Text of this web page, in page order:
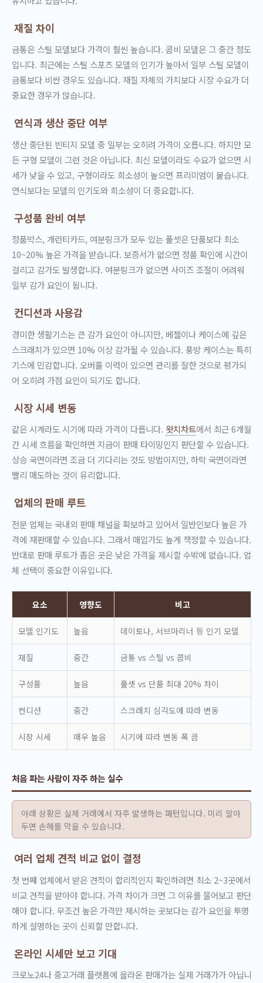
재질 차이
금통은 스틸 모델보다 가격이 훨씬 높습니다. 콤비 모델은 그 중간 정도
입니다. 최근에는 스틸 스포츠 모델의 인기가 높아서 일부 스틸 모델이
금통보다 비싼 경우도 있습니다. 재질 자체의 가치보다 시장 수요가 더
중요한 경우가 많습니다.
연식과 생산 중단 여부
생산 중단된 빈티지 모델 중 일부는 오히려 가격이 오릅니다. 하지만 모
든 구형 모델이 그런 것은 아닙니다. 최신 모델이라도 수요가 없으면 시
세가 낮을 수 있고, 구형이라도 희소성이 높으면 프리미엄이 붙습니다.
연식보다는 모델의 인기도와 희소성이 더 중요합니다.
구성품 완비 여부
정품박스, 개런티카드, 여분링크가 모두 있는 풀셋은 단품보다 최소
10~20% 높은 가격을 받습니다. 보증서가 없으면 정품 확인에 시간이
걸리고 감가도 발생합니다. 여분링크가 없으면 사이즈 조절이 어려워
일부 감가 요인이 됩니다.
컨디션과 사용감
경미한 생활기스는 큰 감가 요인이 아니지만, 베젤이나 케이스에 깊은
스크래치가 있으면 10% 이상 감가될 수 있습니다. 풍방 케이스는 특히
기스에 민감합니다. 오버홀 이력이 있으면 관리를 잘한 것으로 평가되
어 오히려 가점 요인이 되기도 합니다.
시장 시세 변동
같은 시계라도 시기에 따라 가격이 다릅니다. 왓치차트에서 최근 6개월
간 시세 흐름을 확인하면 지금이 판매 타이밍인지 판단할 수 있습니다.
상승 국면이라면 조금 더 기다리는 것도 방법이지만, 하락 국면이라면
빨리 매도하는 것이 유리합니다.
업체의 판매 루트
전문 업체는 국내외 판매 채널을 확보하고 있어서 일반인보다 높은 가
격에 재판매할 수 있습니다. 그래서 매입가도 높게 책정할 수 있습니다.
반대로 판매 루트가 좁은 곳은 낮은 가격을 제시할 수밖에 없습니다. 업
체 선택이 중요한 이유입니다.
요소 영향도 비고
모델 인기도 높음 데이토나, 서브마리너 등 인기 모델
재질 중간 금통 vs 스틸 vs 콤비
구성품 높음 풀셋 vs 단품 최대 20% 차이
컨디션 중간 스크래치 심각도에 따라 변동
시장 시세 매우 높음 시기에 따라 변동 폭 큼
처음 파는 사람이 자주 하는 실수
아래 상황은 실제 거래에서 자주 발생하는 패턴입니다. 미리 알아
두면 손해를 막을 수 있습니다.
여러 업체 견적 비교 없이 결정
첫 번째 업체에서 받은 견적이 합리적인지 확인하려면 최소 2~3곳에서
비교 견적을 받아야 합니다. 가격 차이가 크면 그 이유를 물어보고 판단
해야 합니다. 무조건 높은 가격만 제시하는 곳보다는 감가 요인을 투명
하게 설명하는 곳이 신뢰할 만합니다.
온라인 시세만 보고 기대
크로노24나 중고거래 플랫폼에 올라온 판매가는 실제 거래가가 아닙니